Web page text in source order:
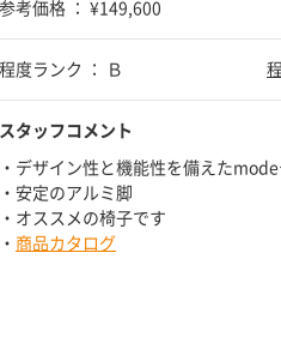
参考価格 ： ¥149,600
程度ランク ： Ｂ
スタッフコメント
・デザイン性と機能性を備えた
・安定のアルミ脚
・オススメの椅子です
・ 商品カタログ